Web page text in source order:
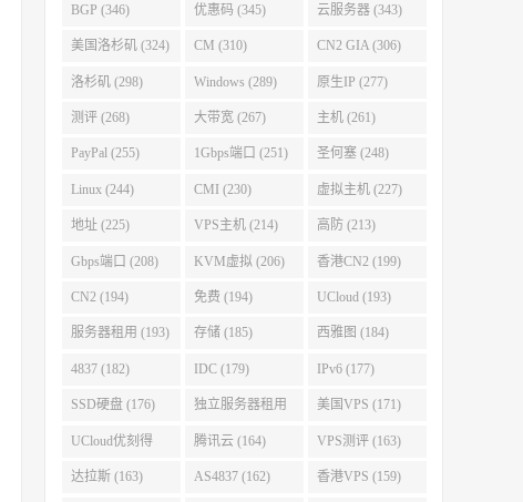
BGP (346) 优惠码 (345) 云服务器 (343)
美国洛杉矶 (324) CM (310) CN2 GIA (306)
洛杉矶 (298) Windows (289) 原生IP (277)
测评 (268) 大带宽 (267) 主机 (261)
PayPal (255) 1Gbps端口 (251) 圣何塞 (248)
Linux (244) CMI (230) 虚拟主机 (227)
地址 (225) VPS主机 (214) 高防 (213)
Gbps端口 (208) KVM虚拟 (206) 香港CN2 (199)
CN2 (194) 免费 (194) UCloud (193)
服务器租用 (193) 存储 (185) 西雅图 (184)
4837 (182) IDC (179) IPv6 (177)
SSD硬盘 (176) 独立服务器租用
(175)
美国VPS (171)
UCloud优刻得
(168)
腾讯云 (164) VPS测评 (163)
达拉斯 (163) AS4837 (162) 香港VPS (159)